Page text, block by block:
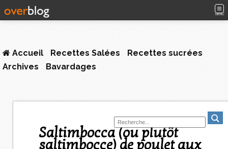
MENU
Accueil Recettes Salées
Recettes sucrées
Archives
Bavardages
Saltimbocca (ou plutôt
saltimbocce) de poulet aux